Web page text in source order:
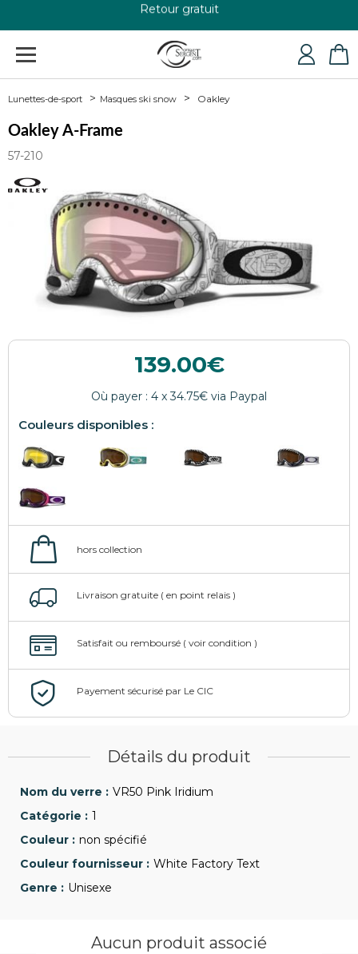
+33 4 79 24 76 84
Lunettes-de-sport Masques ski snow Oakley
Oakley A-Frame
57-210
139.00
Détails du produit
VR50 Pink Iridium
1
non spécifié
White Factory Text
Unisexe
Aucun produit associé